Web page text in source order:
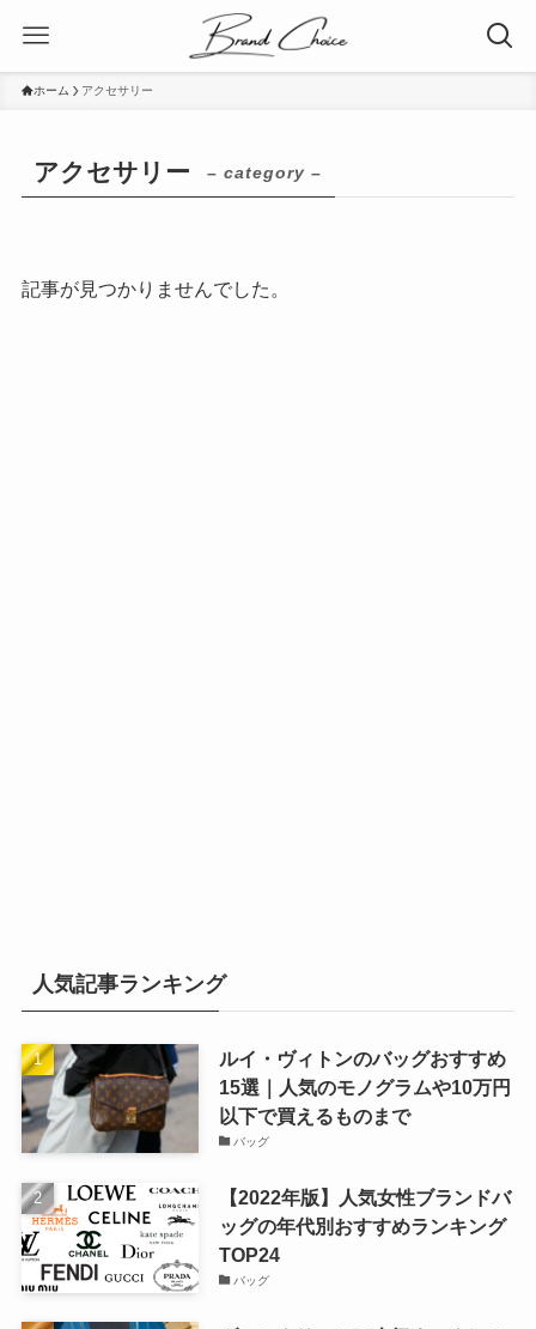
ホーム アクセサリー
アクセサリー – category –
記事が見つかりませんでした。
人気記事ランキング
ルイ・ヴィトンのバッグおすすめ
15選｜人気のモノグラムや10万円
以下で買えるものまで
バッグ
【2022年版】人気女性ブランドバ
ッグの年代別おすすめランキング
TOP24
バッグ